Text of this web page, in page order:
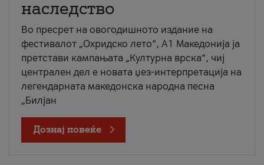
наследство
Во пресрет на овогодишното издание на
фестивалот „Охридско лето“, А1 Македонија ја
претстави кампањата „Културна врска“, чиј
централен дел е новата џез-интерпретација на
легендарната македонска народна песна
„Билјан
Дознај повеќе